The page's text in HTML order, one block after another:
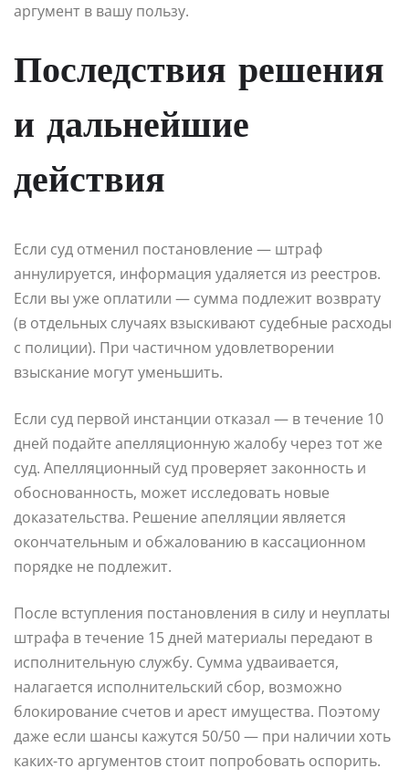
аргумент в вашу пользу.
Последствия решения
и дальнейшие
действия
Если суд отменил постановление — штраф
аннулируется, информация удаляется из реестров.
Если вы уже оплатили — сумма подлежит возврату
(в отдельных случаях взыскивают судебные расходы
с полиции). При частичном удовлетворении
взыскание могут уменьшить.
Если суд первой инстанции отказал — в течение 10
дней подайте апелляционную жалобу через тот же
суд. Апелляционный суд проверяет законность и
обоснованность, может исследовать новые
доказательства. Решение апелляции является
окончательным и обжалованию в кассационном
порядке не подлежит.
После вступления постановления в силу и неуплаты
штрафа в течение 15 дней материалы передают в
исполнительную службу. Сумма удваивается,
налагается исполнительский сбор, возможно
блокирование счетов и арест имущества. Поэтому
даже если шансы кажутся 50/50 — при наличии хоть
каких-то аргументов стоит попробовать оспорить.